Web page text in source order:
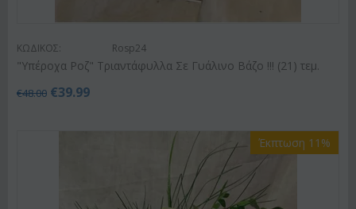
ΚΩΔΙΚΟΣ: Rosp24
"Υπέροχα Ροζ" Τριαντάφυλλα Σε Γυάλινο Βάζο !!! (21) τεμ.
€48.00 €39.99
Έκπτωση 11%